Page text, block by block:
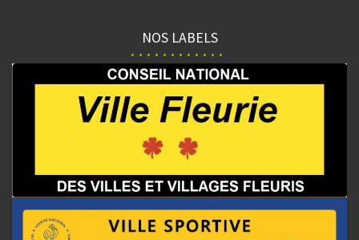
NOS LABELS